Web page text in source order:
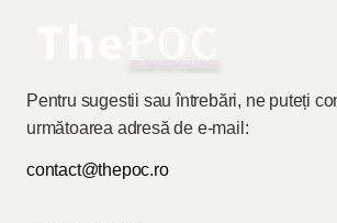
Pentru sugestii sau întrebări, ne puteți
următoarea adresă de e-mail:
contact@thepoc.ro